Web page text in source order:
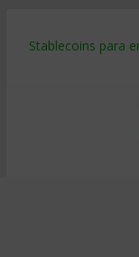
Stablecoins para
Despido
IA en selección
Trabajo forzoso
Mercado hispano